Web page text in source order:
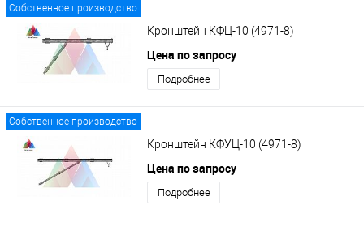
Собственное производство
Кронштейн КФЦ-10 (4971-8)
Цена по запросу
Подробнее
Собственное производство
Кронштейн КФУЦ-10 (4971-8)
Цена по запросу
Подробнее